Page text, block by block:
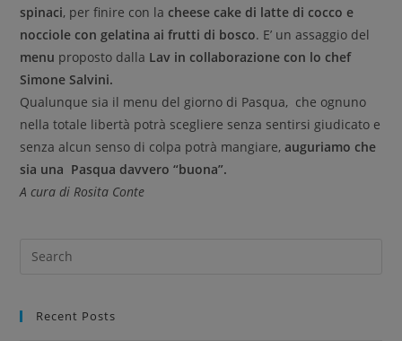
spinaci, per finire con la cheese cake di latte di cocco e
nocciole con gelatina ai frutti di bosco. E’ un assaggio del
menu proposto dalla Lav in collaborazione con lo chef
Simone Salvini.
Qualunque sia il menu del giorno di Pasqua, che ognuno
nella totale libertà potrà scegliere senza sentirsi giudicato e
senza alcun senso di colpa potrà mangiare,auguriamo che
sia una Pasqua davvero “buona”.
A cura di Rosita Conte
Recent Posts